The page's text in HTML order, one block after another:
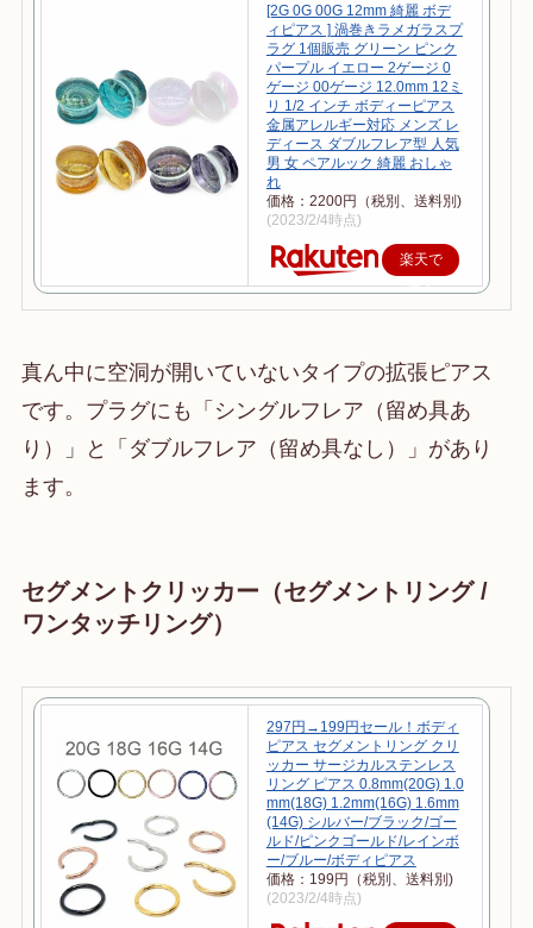
[2G 0G 00G 12mm 綺麗 ボデ
ィピアス ] 渦巻きラメガラスプ
ラグ 1個販売 グリーン ピンク
パープル イエロー 2ゲージ 0
ゲージ 00ゲージ 12.0mm 12ミ
リ 1/2 インチ ボディーピアス
金属アレルギー対応 メンズ レ
ディース ダブルフレア型 人気
男 女 ペアルック 綺麗 おしゃ
れ
価格：2200円（税別、送料別)
(2023/2/4時点)
楽天で
購入
真ん中に空洞が開いていないタイプの拡張ピアス
です。プラグにも「シングルフレア（留め具あ
り）」と「ダブルフレア（留め具なし）」があり
ます。
セグメントクリッカー（セグメントリング /
ワンタッチリング）
297円→199円セール！ボディ
ピアス セグメントリング クリ
ッカー サージカルステンレス
リング ピアス 0.8mm(20G) 1.0
mm(18G) 1.2mm(16G) 1.6mm
(14G) シルバー/ブラック/ゴー
ルド/ピンクゴールド/レインボ
ー/ブルー/ボディピアス
価格：199円（税別、送料別)
(2023/2/4時点)